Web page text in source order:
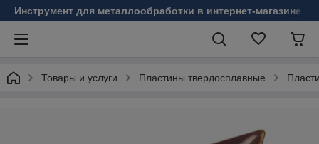
Инструмент для металлообработки в интернет-магазине
Товары и услуги Пластины твердосплавные